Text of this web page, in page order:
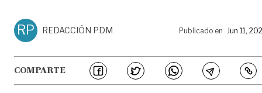
RP REDACCIÓN PDM Publicado en Jun 11,
COMPARTE